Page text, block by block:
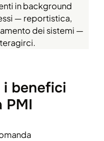
in background
— reportistica,
dei sistemi —
i benefici
PMI